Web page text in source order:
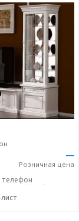
—
Розничная цена
☎+7 (928) 158-33-84
телефон